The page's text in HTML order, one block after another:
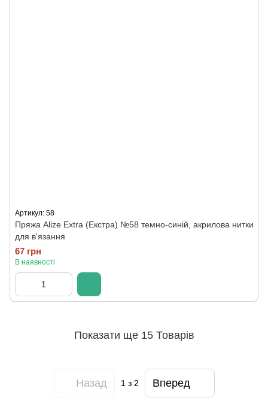
Артикул: 58
Пряжа Alize Extra (Екстра) №58 темно-синій, акрилова нитки
для в'язання
67 грн
В наявності
Показати ще 15 Товарів
Назад 1 з 2 Вперед